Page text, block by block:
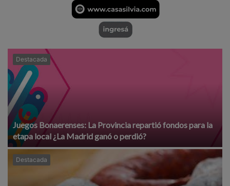
Destacada
Juegos Bonaerenses: La Provincia repartió fondos para la
etapa local ¿La Madrid ganó o perdió?
Destacada